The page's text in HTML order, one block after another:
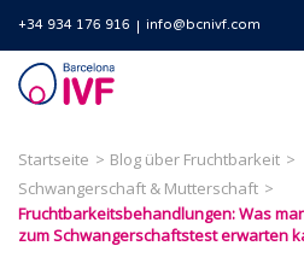
+34 934 176 916 info@bcnivf.com
Barcelona
IVF
Startseite
Blog über Fruchtbarkeit
Schwangerschaft & Mutterschaft
Fruchtbarkeitsbehandlungen: Was
zum Schwangerschaftstest erwarten